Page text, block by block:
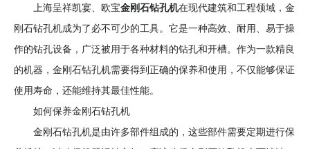
上海呈祥凯宴、欧宝金刚石钻孔机在现代建筑和工程领域，金
刚石钻孔机成为了必不可少的工具。它是一种高效、耐用、易于操
作的钻孔设备，广泛被用于各种材料的钻孔和开槽。作为一款精良
的机器，金刚石钻孔机需要得到正确的保养和使用，不仅能够保证
使用寿命，还能维持其最佳性能。
如何保养金刚石钻孔机
金刚石钻孔机是由许多部件组成的，这些部件需要定期进行保